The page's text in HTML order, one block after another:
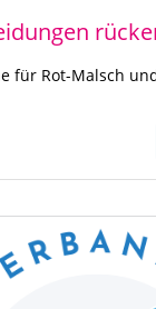
für Rot-Malsch